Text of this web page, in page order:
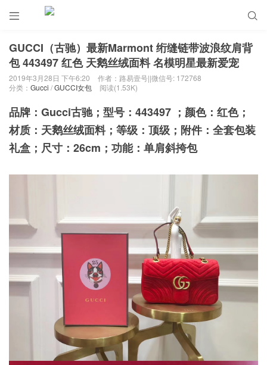
 
GUCCI（古驰）最新Marmont 绗缝链带波浪纹肩背
包 443497 红色 天鹅丝绒面料 名模明星最新爱宠
2019年3月28日 下午6:20
作者：路易壹号||微信号: 172768
分类： Gucci /GUCCI女包 阅读(1.53K)
品牌：Gucci古驰；型号：443497 ；颜色：红色；
材质：天鹅丝绒面料；等级：顶级；附件：全套包装
礼盒；尺寸：26cm；功能：单肩斜挎包